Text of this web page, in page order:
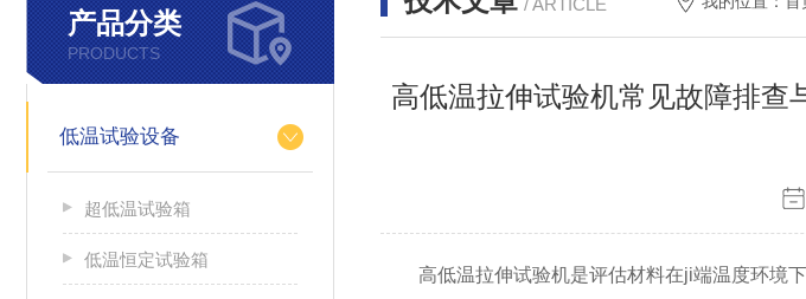
产品分类
PRODUCTS
低温试验设备
超低温试验箱
低温恒定试验箱
/ ARTICLE
高低温拉伸试验机常见故障排查
高低温拉伸试验机是评估材料在ji端温度环境下